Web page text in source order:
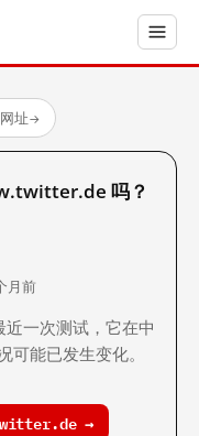
址→
吗？
月前
一次测试，它在中
能已发生变化。
→